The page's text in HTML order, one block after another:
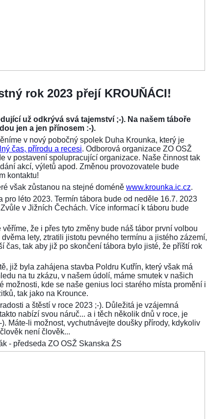
rok 2023 přejí KROUŇÁCI!
už odkrývá svá tajemství ;-). Na našem táboře
jen a jen přínosem :-).
v nový pobočný spolek Duha Krounka, který je
čas, přírodu a recesi. Odborová organizace ZO OSŽ
v postavení spolupracující organizace. Naše činnost tak
akcí, výletů apod. Změnou provozovatele bude
kontaktu!
však zůstanou na stejné doméně www.krounka.ic.cz.
léto 2023. Termín tábora bude od neděle 16.7. 2023
v Jižních Čechách. Více informací k táboru bude
že i přes tyto změny bude náš tábor první volbou
lety, ztratili jistotu pevného termínu a jistého zázemí,
čas, tak aby již po skončení tábora bylo jisté, že příští rok
již byla zahájena stavba Poldru Kutřín, který však má
na tu zkázu, v našem údolí, máme smutek v našich
možnosti, kde se naše genius loci starého místa promění i
tak jako na Krounce.
a štěstí v roce 2023 ;-). Důležitá je vzájemná
nabízí svou náruč... a i těch několik dnů v roce, je
Máte-li možnost, vychutnávejte doušky přírody, kdykoliv
není člověk...
- předseda ZO OSŽ Skanska ŽS